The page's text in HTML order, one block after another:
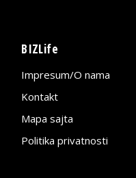
BIZLife
Impresum/O nama
Kontakt
Mapa sajta
Politika privatnosti